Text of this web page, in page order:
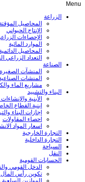
Menu
الزراعة
المحاصيل
الإنتاج الحيواني
الإحصاءات
الموارد المائية
المحاصيل
التعداد الزراعي
الصناعة
المنشآت الصغيرة
المنشات
مشاريع الماء
البناء والتشييد
الأبنية
ابنية القطاع
إجازات البناء
احصاء المقاولات
اسعار المواد
التجارة الخارجية
التجارة الداخلية
السياحة
النقل
الحسابات القومية
الدخل القومي
تكوين رأس المال